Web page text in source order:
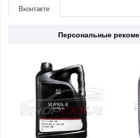
Страна Япония
Вконтакте
Персональные